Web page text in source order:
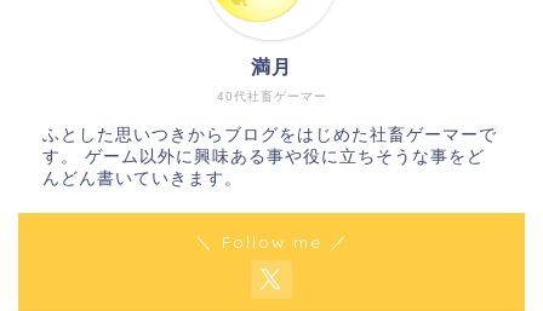
40代社畜ゲーマー
満月
ふとした思いつきからブログをはじめた社畜ゲーマーで
す。 ゲーム以外に興味ある事や役に立ちそうな事をど
んどん書いていきます。
＼ Follow me ／